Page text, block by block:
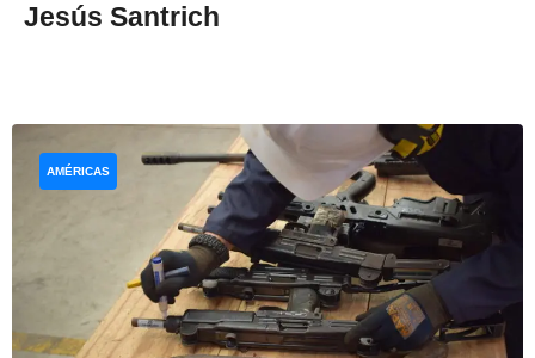
Jesús Santrich
AMÉRICAS